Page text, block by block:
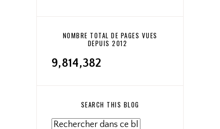
NOMBRE TOTAL DE PAGES VUES
DEPUIS 2012
9,814,382
SEARCH THIS BLOG